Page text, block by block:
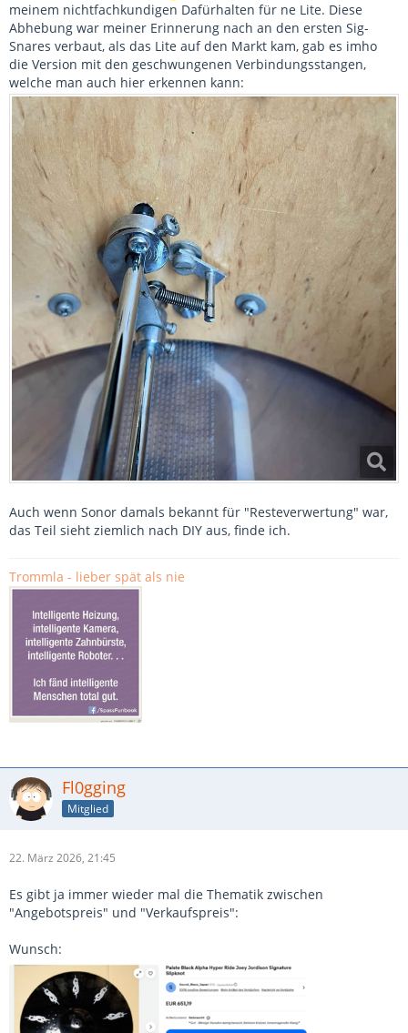
meinem nichtfachkundigen Dafürhalten für ne Lite. Diese
Abhebung war meiner Erinnerung nach an den ersten Sig-
Snares verbaut, als das Lite auf den Markt kam, gab es imho
die Version mit den geschwungenen Verbindungsstangen,
welche man auch hier erkennen kann:
Auch wenn Sonor damals bekannt für "Resteverwertung" war,
das Teil sieht ziemlich nach DIY aus, finde ich.
Trommla - lieber spät als nie
Fl0gging
Mitglied
22. März 2026, 21:45
Es gibt ja immer wieder mal die Thematik zwischen
"Angebotspreis" und "Verkaufspreis":
Wunsch: